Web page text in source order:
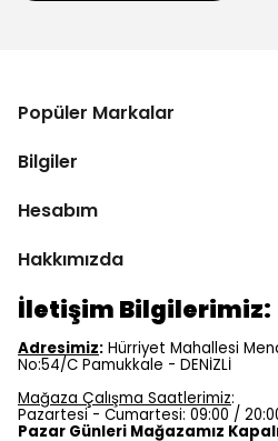
Popüler Markalar
Bilgiler
Hesabım
Hakkımızda
İletişim Bilgilerimiz:
Adresimiz: Hürriyet Mahallesi
No:54/C Pamukkale - DENİZLİ
Mağaza Çalışma Saatlerimiz:
Pazartesi - Cumartesi: 09:00 /
Pazar Günleri Mağazamız